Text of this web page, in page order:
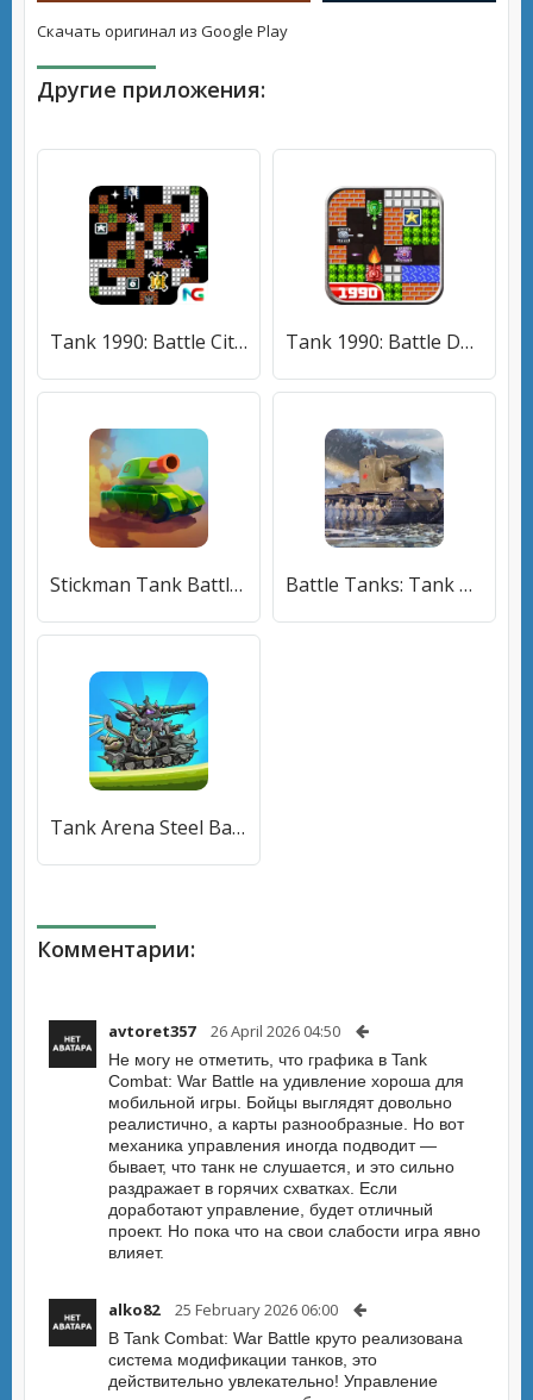
Скачать оригинал из Google Play
Другие приложения:
Tank 1990: Battle City Tank [МОД Unlocked] APK Android Tank 1990: Battle Defense War [МОД Бесконечные монеты] APK Android
Stickman Tank Battle (Стикмен Танк Баттл) [МОД Меню] APK Android Battle Tanks: Tank Games WW2 (Бэтл Тэнкс) [МОД Premium] APK Android
Tank Arena Steel Battle (Танковая Арена Стальное Сражение) [МОД Много денег] APK Android
Комментарии:
avtoret357 26 April 2026 04:50
Не могу не отметить, что графика в Tank
Combat: War Battle на удивление хороша для
мобильной игры. Бойцы выглядят довольно
реалистично, а карты разнообразные. Но вот
механика управления иногда подводит —
бывает, что танк не слушается, и это сильно
раздражает в горячих схватках. Если
доработают управление, будет отличный
проект. Но пока что на свои слабости игра явно
влияет.
alko82 25 February 2026 06:00
В Tank Combat: War Battle круто реализована
система модификации танков, это
действительно увлекательно! Управление